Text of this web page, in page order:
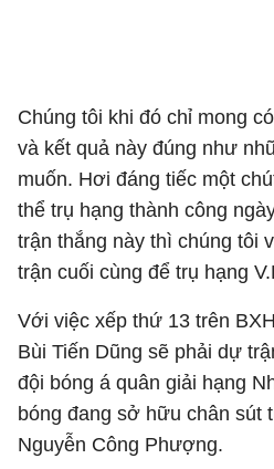
Chúng tôi khi đó chỉ mong
và kết quả này đúng như
muốn. Hơi đáng tiếc một
thể trụ hạng thành công
trận thắng này thì chúng tôi
trận cuối cùng để trụ hạng
Với việc xếp thứ 13 trên
Bùi Tiến Dũng sẽ phải dự
đội bóng á quân giải hạng
bóng đang sở hữu chân sút
Nguyễn Công Phượng.